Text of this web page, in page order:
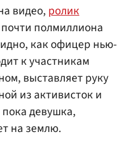
видео, ролик
полмиллиона
как офицер нью-
к участникам
выставляет руку
из активисток и
девушка,
на землю.